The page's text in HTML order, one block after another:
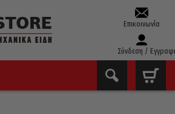
Επικοινωνία
Σύνδεση /